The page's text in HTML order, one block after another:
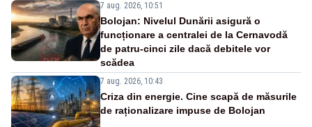
7 aug. 2026, 10:51
Bolojan: Nivelul Dunării asigură o
funcționare a centralei de la Cernavodă
de patru-cinci zile dacă debitele vor
scădea
7 aug. 2026, 10:43
Criza din energie. Cine scapă de măsurile
de raționalizare impuse de Bolojan